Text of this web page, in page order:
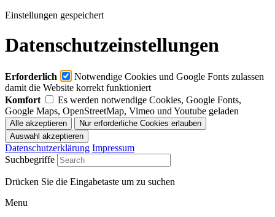
Einstellungen gespeichert
Datenschutzeinstellungen
Erforderlich
Notwendige Cookies und Google Fonts zulassen
damit die Website korrekt funktioniert
Komfort
Es werden notwendige Cookies, Google Fonts,
Google Maps, OpenStreetMap, Vimeo und Youtube geladen
Datenschutzerklärung Impressum
Suchbegriffe
Drücken Sie die Eingabetaste um zu suchen
Menu